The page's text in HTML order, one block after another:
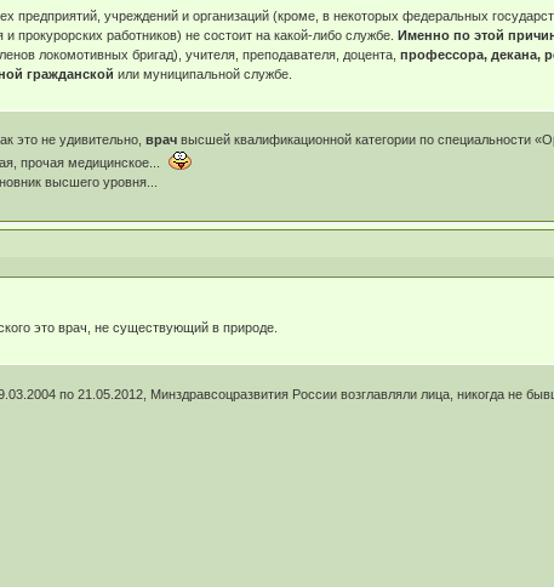
предприятий, учреждений и организаций (кроме, в некоторых федеральных
прокурорских работников) не состоит на какой-либо службе. Именно по этой
локомотивных бригад), учителя, преподавателя, доцента, профессора, декана,
гражданской или муниципальной службе.
это не удивительно,врач высшей квалификационной категории по специальности
прочая медицинское...
высшего уровня...
это врач, не существующий в природе.
по 21.05.2012, Минздравсоцразвития России возглавляли лица, никогда не